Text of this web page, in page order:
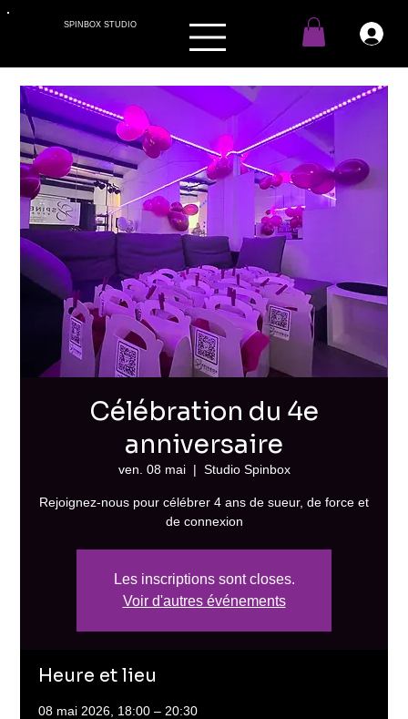
SPINBOX STUDIO
Célébration du 4e
anniversaire
ven. 08 mai
  |
Studio Spinbox
Rejoignez-nous pour célébrer 4 ans de sueur, de force et
de connexion
Les inscriptions sont closes.
Voir d'autres événements
Heure et lieu
08 mai 2026, 18:00 – 20:30